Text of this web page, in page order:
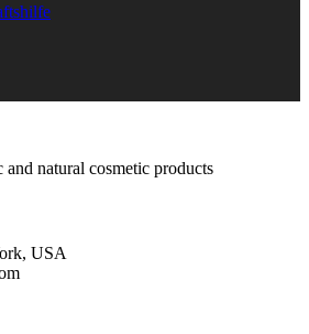
natural cosmetic products
USA